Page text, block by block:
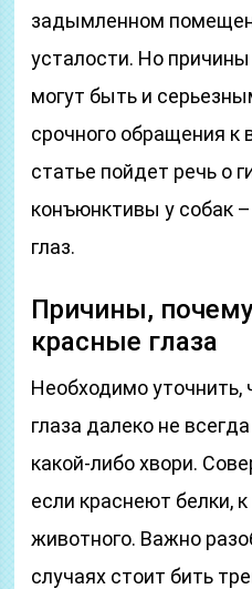
задымленном
усталости. Но
могут быть и
срочного обращения к
статье пойдет речь о
конъюнктивы у собак
глаз.
Причины,
красные глаза
Необходимо уточнить,
глаза далеко не
какой-либо хвори.
если краснеют белки,
животного. Важно
случаях стоит бить